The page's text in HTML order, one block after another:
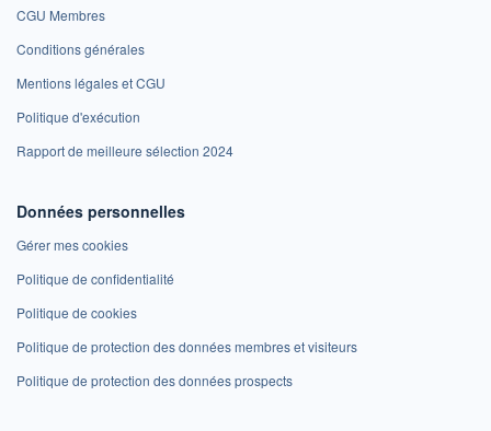
CGU Membres
Conditions générales
Mentions légales et CGU
Politique d'exécution
Rapport de meilleure sélection 2024
Données personnelles
Gérer mes cookies
Politique de confidentialité
Politique de cookies
Politique de protection des données membres et visiteurs
Politique de protection des données prospects